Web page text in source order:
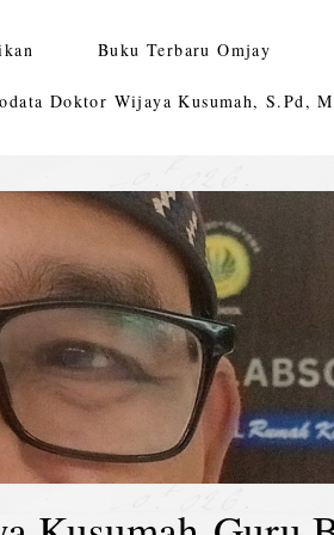
Buku Terbaru Omjay
Doktor Wijaya Kusumah, S.Pd,